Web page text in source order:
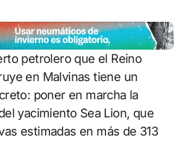
en Malvinas tiene un
poner en marcha la
yacimiento Sea Lion, que
estimadas en más de 313